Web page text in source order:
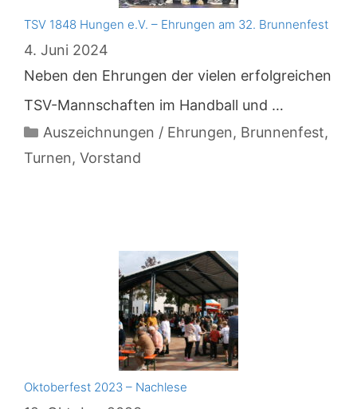
TSV 1848 Hungen e.V. – Ehrungen am 32. Brunnenfest
4. Juni 2024
Neben den Ehrungen der vielen erfolgreichen
TSV-Mannschaften im Handball und …
Kategorien
Auszeichnungen / Ehrungen, Brunnenfest,
Turnen, Vorstand
Oktoberfest 2023 – Nachlese